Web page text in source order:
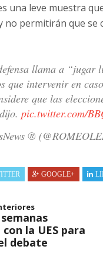
una leve muestra
no permitirán que se
llama a “jugar
que intervenir en
que las
pic.twitter.com/
®
GOOGLE+
la UES para
debate